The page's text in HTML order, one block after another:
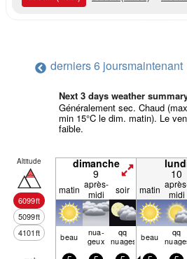
derniers 6 joursmaintenant
Next 3 days weather
Généralement sec. Chaud
min 15°C le dim. matin). Le
faible.
Altitude
6099ft
5099ft
4101ft
dimanche
9 10
matin après-
midi
soir matin
midi
beau nua­
geux
qq
nuages beau qq